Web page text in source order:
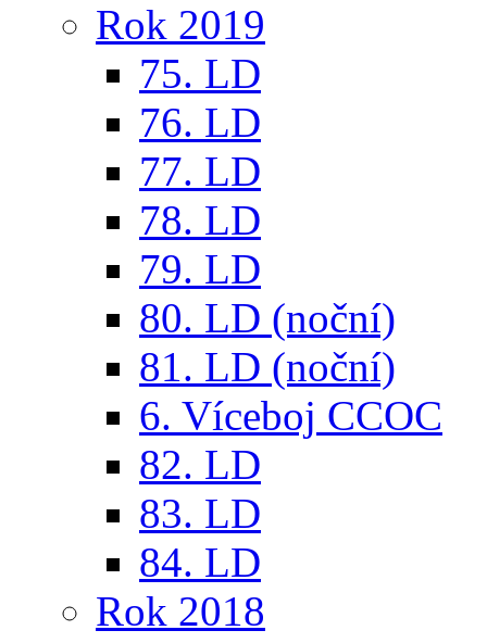
Rok 2019
75. LD
76. LD
77. LD
78. LD
79. LD
80. LD (noční)
81. LD (noční)
6. Víceboj CCOC
82. LD
83. LD
84. LD
Rok 2018